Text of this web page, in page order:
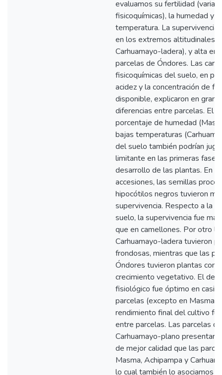
evaluamos su fertilidad
fisicoquímicas), la humedad y la
temperatura. La supervivencia
en los extremos altitudinales
Carhuamayo-ladera), y alta en
parcelas de Óndores. Las
fisicoquímicas del suelo, en
acidez y la concentración de
disponible, explicaron en gran
diferencias entre parcelas. El
porcentaje de humedad
bajas temperaturas
del suelo también podrían
limitante en las primeras
desarrollo de las plantas. En
accesiones, las semillas
hipocótilos negros tuvieron
supervivencia. Respecto a la
suelo, la supervivencia fue
que en camellones. Por otro
Carhuamayo-ladera tuvieron
frondosas, mientras que las
Óndores tuvieron plantas con
crecimiento vegetativo. El
fisiológico fue óptimo en casi
parcelas (excepto en Masma).
rendimiento final del cultivo
entre parcelas. Las parcelas
Carhuamayo-plano
de mejor calidad que las
Masma, Achipampa y
lo cual también lo asociamos